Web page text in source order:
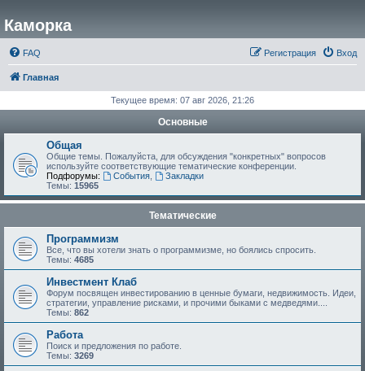
Каморка
FAQ Вход
Регистрация
Главная
Текущее время: 07 авг 2026, 21:26
Основные
Общая
Общие темы. Пожалуйста, для обсуждения "конкретных" вопросов
используйте соответствующие тематические конференции.
Подфорумы:
События,
Закладки
Темы: 15965
Тематические
Программизм
Все, что вы хотели знать о программизме, но боялись спросить.
Темы: 4685
Инвестмент Клаб
Форум посвящен инвестированию в ценные бумаги, недвижимость. Идеи,
стратегии, управление рисками, и прочими быками с медведями....
Темы: 862
Работа
Поиск и предложения по работе.
Темы: 3269